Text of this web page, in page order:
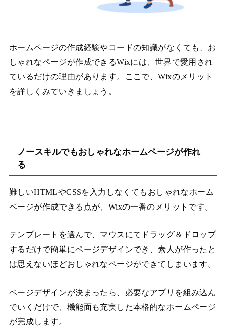
ホームページの作成経験やコードの知識がなくても、お
しゃれなページが作成できるWixには、世界で愛用され
ているだけの理由があります。ここで、Wixのメリット
を詳しくみていきましょう。
ノースキルでもおしゃれなホームページが作れ
る
難しいHTMLやCSSを入力しなくてもおしゃれなホーム
ページが作成できる点が、Wixの一番のメリットです。
テンプレートを選んで、マウスにてドラッグ＆ドロップ
するだけで簡単にページデザインでき、素人が作ったと
は思えないほどおしゃれなページができてしまいます。
ページデザインが決まったら、必要なアプリを組み込ん
でいくだけで、機能面も充実した本格的なホームページ
が完成します。